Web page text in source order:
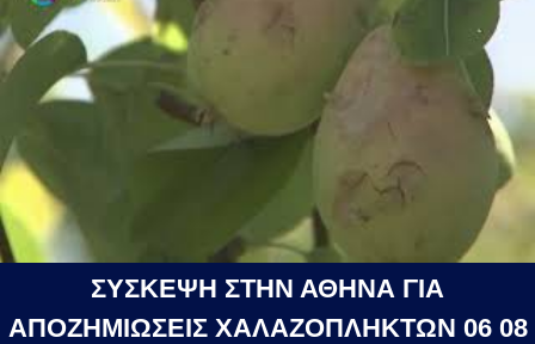
ΣΥΣΚΕΨΗ ΣΤΗΝ ΑΘΗΝΑ ΓΙΑ
ΑΠΟΖΗΜΙΩΣΕΙΣ ΧΑΛΑΖΟΠΛΗΚΤΩΝ 06 08